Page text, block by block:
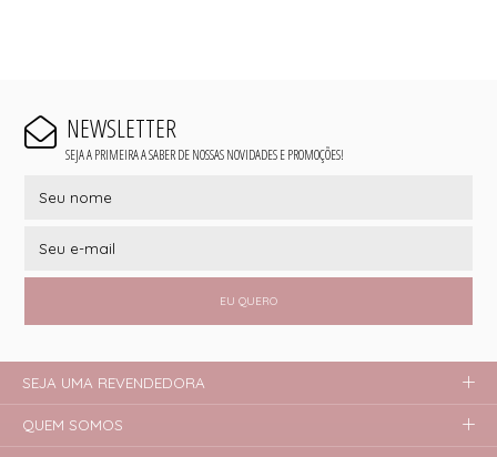
NEWSLETTER
SEJA A PRIMEIRA A SABER DE NOSSAS NOVIDADES E PROMOÇÕES!
EU QUERO
SEJA UMA REVENDEDORA
QUEM SOMOS